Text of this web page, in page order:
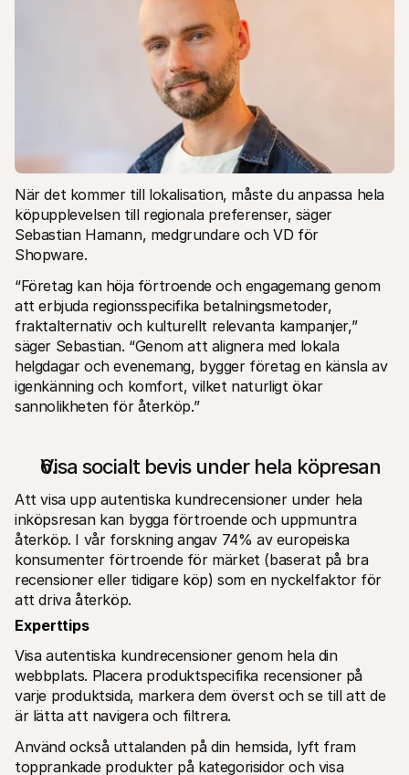
När det kommer till lokalisation, måste du anpassa hela
köpupplevelsen till regionala preferenser, säger
Sebastian Hamann, medgrundare och VD för
Shopware.
“Företag kan höja förtroende och engagemang genom
att erbjuda regionsspecifika betalningsmetoder,
fraktalternativ och kulturellt relevanta kampanjer,”
säger Sebastian. “Genom att alignera med lokala
helgdagar och evenemang, bygger företag en känsla av
igenkänning och komfort, vilket naturligt ökar
sannolikheten för återköp.”
Visa socialt bevis under hela köpresan
Att visa upp autentiska kundrecensioner under hela
inköpsresan kan bygga förtroende och uppmuntra
återköp. I vår forskning angav 74% av europeiska
konsumenter förtroende för märket (baserat på bra
recensioner eller tidigare köp) som en nyckelfaktor för
att driva återköp.
Experttips
Visa autentiska kundrecensioner genom hela din
webbplats. Placera produktspecifika recensioner på
varje produktsida, markera dem överst och se till att de
är lätta att navigera och filtrera.
Använd också uttalanden på din hemsida, lyft fram
topprankade produkter på kategorisidor och visa